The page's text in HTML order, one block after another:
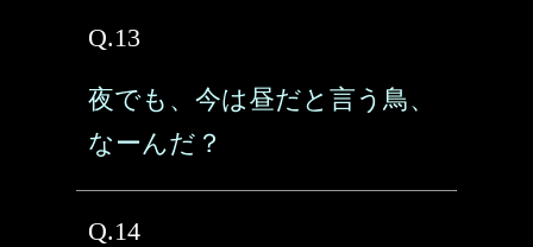
Q.13
夜でも、今は昼だと言う鳥、
なーんだ？
Q.14